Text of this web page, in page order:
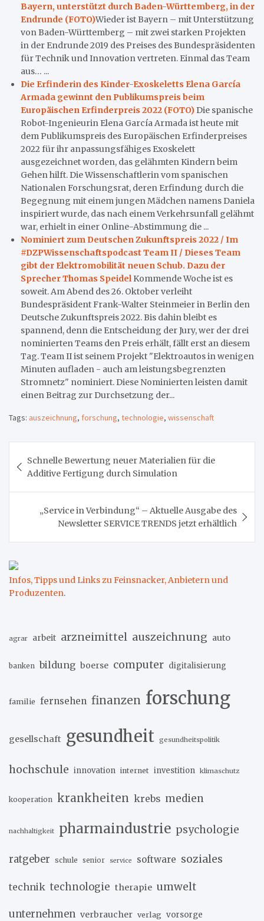
Bayern, unterstützt durch Baden-Württemberg, in der
Endrunde (FOTO)Wieder ist Bayern – mit Unterstützung
von Baden-Württemberg – mit zwei starken Projekten
in der Endrunde 2019 des Preises des Bundespräsidenten
für Technik und Innovation vertreten. Einmal das Team
aus… ...
Die Erfinderin des Kinder-Exoskeletts Elena García
Armada gewinnt den Publikumspreis beim
Europäischen Erfinderpreis 2022 (FOTO)Die spanische
Robot-Ingenieurin Elena García Armada ist heute mit
dem Publikumspreis des Europäischen Erfinderpreises
2022 für ihr anpassungsfähiges Exoskelett
ausgezeichnet worden, das gelähmten Kindern beim
Gehen hilft. Die Wissenschaftlerin vom spanischen
Nationalen Forschungsrat, deren Erfindung durch die
Begegnung mit einem jungen Mädchen namens Daniela
inspiriert wurde, das nach einem Verkehrsunfall gelähmt
war, erhielt in einer Online-Abstimmung die ...
Nominiert zum Deutschen Zukunftspreis 2022 / Im
#DZPWissenschaftspodcast Team II / Dieses Team
gibt der Elektromobilität neuen Schub. Dazu der
Sprecher Thomas SpeidelKommende Woche ist es
soweit. Am Abend des 26. Oktober verleiht
Bundespräsident Frank-Walter Steinmeier in Berlin den
Deutsche Zukunftspreis 2022. Bis dahin bleibt es
spannend, denn die Entscheidung der Jury, wer der drei
nominierten Teams den Preis erhält, fällt erst an diesem
Tag. Team II ist seinem Projekt "Elektroautos in wenigen
Minuten aufladen - auch am leistungsbegrenzten
Stromnetz" nominiert. Diese Nominierten leisten damit
einen Beitrag zur Durchsetzung der...
Tags: auszeichnung, forschung, technologie, wissenschaft
Schnelle Bewertung neuer Materialien für die
Additive Fertigung durch Simulation
„Service in Verbindung“ – Aktuelle Ausgabe des
Newsletter SERVICE TRENDS jetzt erhältlich
Infos, Tipps und Links zu Feinsnacker, Anbietern und
Produzenten.
agrar arbeit arzneimittel auszeichnung auto
banken bildung boerse computer digitalisierung
familie fernsehen finanzen forschung
gesellschaft gesundheit gesundheitspolitik
hochschule innovation internet investition klimaschutz
kooperation krankheiten krebs medien
nachhaltigkeit pharmaindustrie psychologie
ratgeber schule senior service software soziales
technik technologie therapie umwelt
unternehmen verbraucher verlag vorsorge